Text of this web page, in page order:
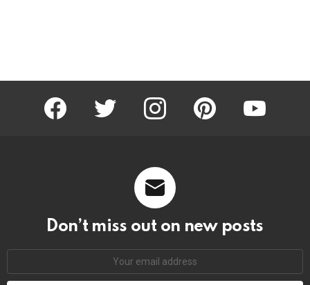
facebook twitter instagram pinterest youtube
Don’t miss out on new posts